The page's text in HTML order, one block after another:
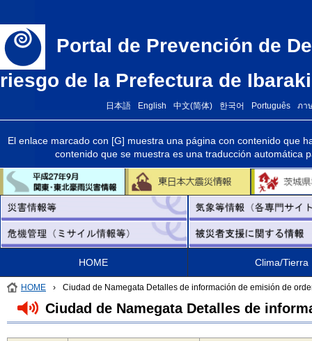
Portal de Prevención de
riesgo de la Prefectura de Ibaraki
日本語 English 中文(简体) 한국어 Português ภา
El enlace marcado con [G] muestra una página con contenido que
contenido que se muestra es una traducción automática
HOME Clima/Tierra
HOME › Ciudad de Namegata Detalles de información de emisión de
Ciudad de Namegata Detalles de